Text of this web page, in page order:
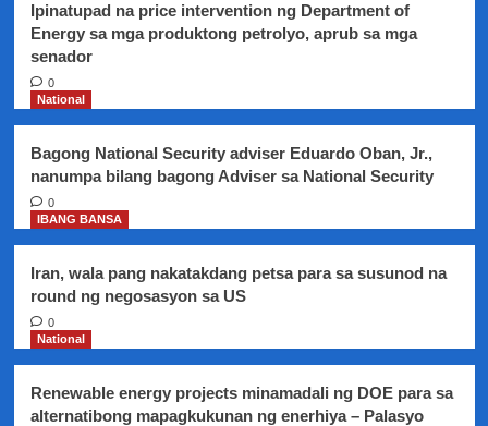
sa
Calamba
Ipinatupad na price intervention ng Department of
Energy sa mga produktong petrolyo, aprub sa mga
senador
0
National
Bagong National Security adviser Eduardo Oban, Jr.,
nanumpa bilang bagong Adviser sa National Security
0
IBANG BANSA
Iran, wala pang nakatakdang petsa para sa susunod na
round ng negosasyon sa US
0
National
Renewable energy projects minamadali ng DOE para sa
alternatibong mapagkukunan ng enerhiya – Palasyo